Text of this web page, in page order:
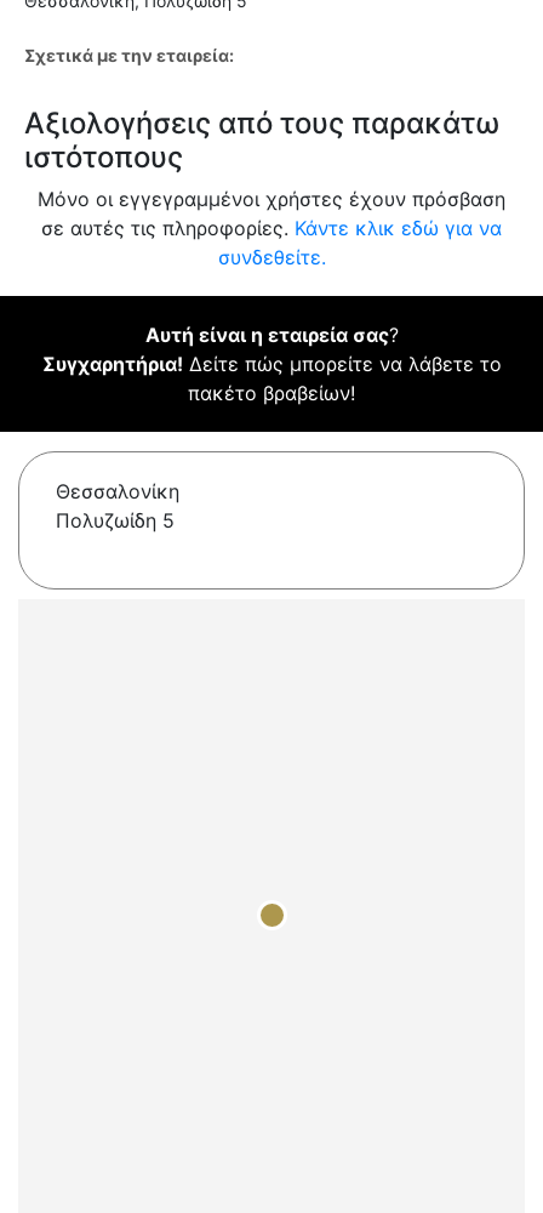
Σχετικά με την εταιρεία:
Αξιολογήσεις από τους παρακάτω
ιστότοπους
Μόνο οι εγγεγραμμένοι χρήστες έχουν πρόσβαση
σε αυτές τις πληροφορίες. Κάντε κλικ εδώ για να
συνδεθείτε.
Αυτή είναι η εταιρεία σας?
Συγχαρητήρια! Δείτε πώς μπορείτε να λάβετε το
πακέτο βραβείων!
Θεσσαλονίκη
Πολυζωίδη 5